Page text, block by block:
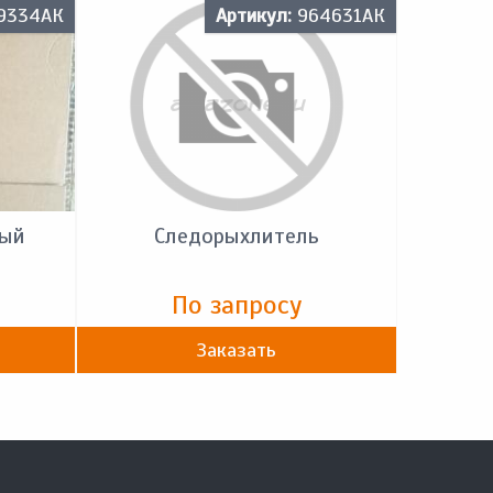
Артикул: 964631АК
Следорыхлитель
По запросу
Заказать